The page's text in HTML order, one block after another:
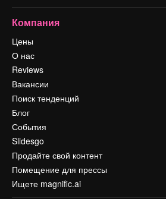
Компания
Цены
О нас
Reviews
Вакансии
Поиск тенденций
Блог
События
Slidesgo
Продайте свой контент
Помещение для прессы
Ищете magnific.ai